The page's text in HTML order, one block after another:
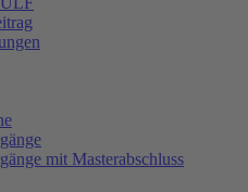
mit Masterabschluss